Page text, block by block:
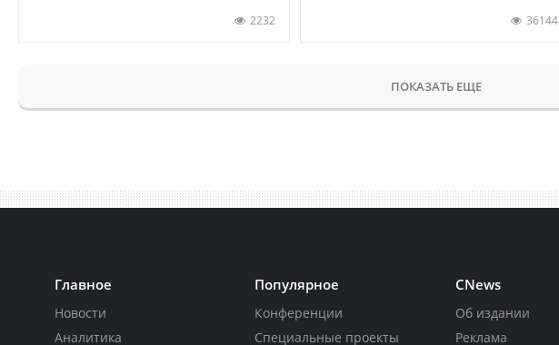
2232 36144
ПОКАЗАТЬ ЕЩЕ
Главное
Новости
Аналитика
Популярное
Конференции
Специальные проекты
CNews
Об издании
Реклама